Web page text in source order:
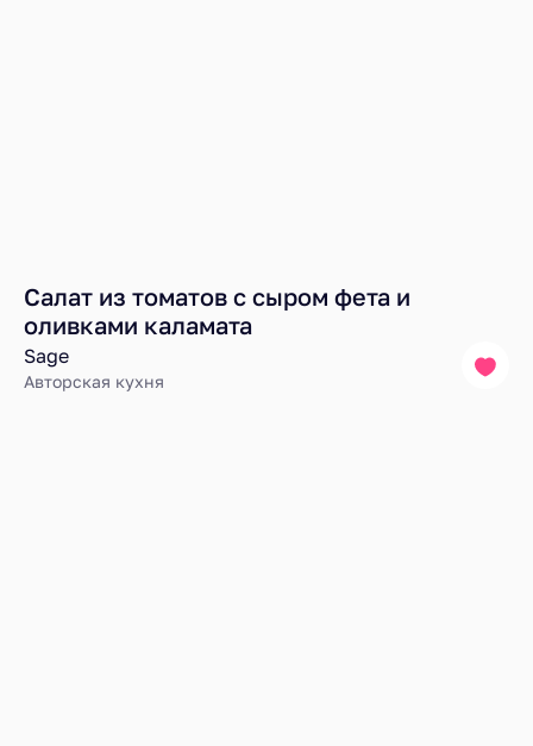
Салат из томатов с сыром фета и
оливками каламата
Sage
Авторская кухня